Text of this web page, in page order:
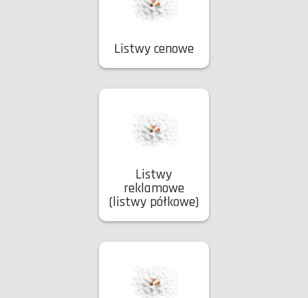
Listwy cenowe
Listwy
reklamowe
(listwy półkowe)